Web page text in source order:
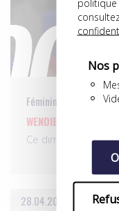
Nos
Féminines
WENDIE RENARD
Ce dimanche 27
28.04.2025